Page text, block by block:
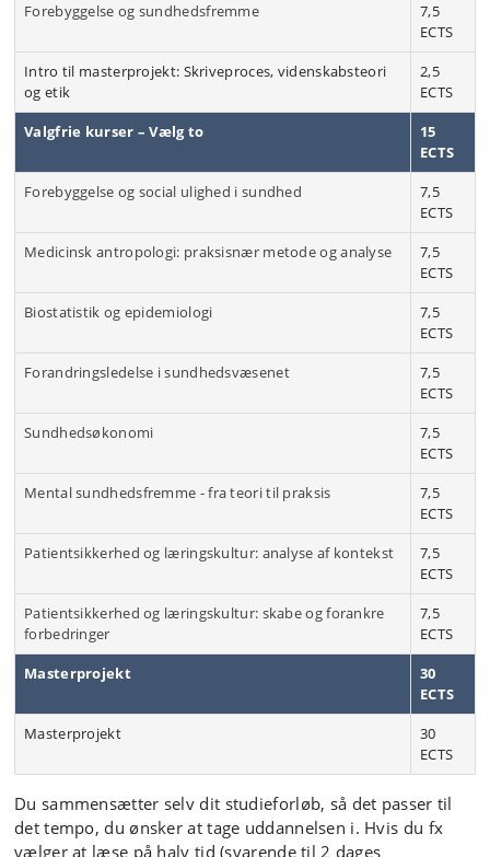
Forebyggelse og sundhedsfremme
7,5
ECTS
Intro til masterprojekt: Skriveproces, videnskabsteori
og etik
2,5
ECTS
Valgfrie kurser – Vælg to
15
ECTS
Forebyggelse og social ulighed i sundhed
7,5
ECTS
Medicinsk antropologi: praksisnær metode og analyse
7,5
ECTS
Biostatistik og epidemiologi
7,5
ECTS
Forandringsledelse i sundhedsvæsenet
7,5
ECTS
Sundhedsøkonomi
7,5
ECTS
Mental sundhedsfremme - fra teori til praksis
7,5
ECTS
Patientsikkerhed og læringskultur: analyse af kontekst
7,5
ECTS
Patientsikkerhed og læringskultur: skabe og forankre
forbedringer
7,5
ECTS
Masterprojekt
30
ECTS
Masterprojekt
30
ECTS
Du sammensætter selv dit studieforløb, så det passer til
det tempo, du ønsker at tage uddannelsen i. Hvis du fx
vælger at læse på halv tid (svarende til 2 dages